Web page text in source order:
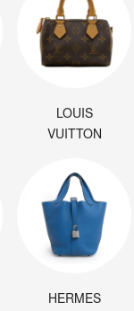
LOUIS
VUITTON
HERMES